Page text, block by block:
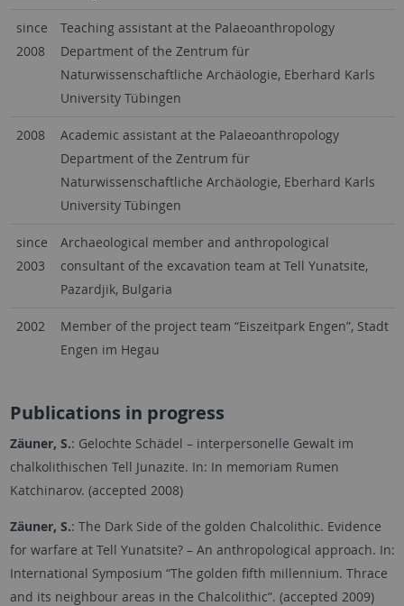
since
2008
Teaching assistant at the Palaeoanthropology
Department of the Zentrum für
Naturwissenschaftliche Archäologie, Eberhard Karls
University Tübingen
2008
Academic assistant at the Palaeoanthropology
Department of the Zentrum für
Naturwissenschaftliche Archäologie, Eberhard Karls
University Tübingen
since
2003
Archaeological member and anthropological
consultant of the excavation team at Tell Yunatsite,
Pazardjik, Bulgaria
2002
Member of the project team “Eiszeitpark Engen”, Stadt
Engen im Hegau
Publications in progress
Zäuner, S.: Gelochte Schädel – interpersonelle Gewalt im
chalkolithischen Tell Junazite. In: In memoriam Rumen
Katchinarov. (accepted 2008)
Zäuner, S.: The Dark Side of the golden Chalcolithic. Evidence
for warfare at Tell Yunatsite? – An anthropological approach. In:
International Symposium “The golden fifth millennium. Thrace
and its neighbour areas in the Chalcolithic”. (accepted 2009)